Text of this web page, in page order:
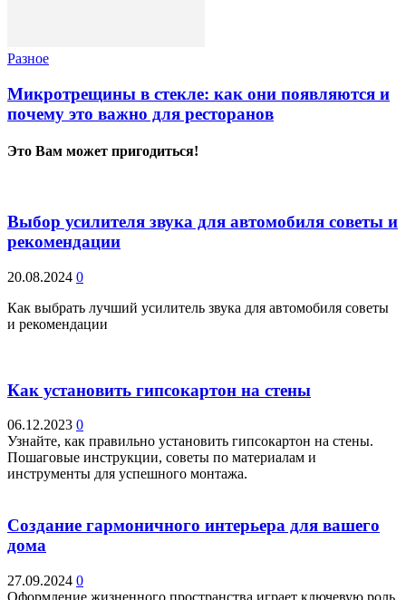
Разное
Микротрещины в стекле: как они появляются и
почему это важно для ресторанов
Это Вам может пригодиться!
Выбор усилителя звука для автомобиля советы и
рекомендации
20.08.2024 0
Как выбрать лучший усилитель звука для автомобиля советы
и рекомендации
Как установить гипсокартон на стены
06.12.2023 0
Узнайте, как правильно установить гипсокартон на стены.
Пошаговые инструкции, советы по материалам и
инструменты для успешного монтажа.
Создание гармоничного интерьера для вашего
дома
27.09.2024 0
Оформление жизненного пространства играет ключевую роль